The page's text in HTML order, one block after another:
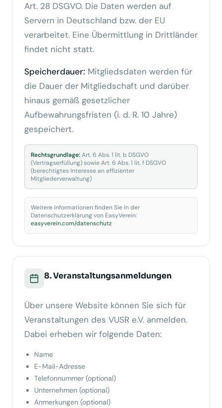
Art. 28 DSGVO. Die Daten werden auf
Servern in Deutschland bzw. der EU
verarbeitet. Eine Übermittlung in Drittländer
findet nicht statt.
Speicherdauer: Mitgliedsdaten werden für
die Dauer der Mitgliedschaft und darüber
hinaus gemäß gesetzlicher
Aufbewahrungsfristen (i. d. R. 10 Jahre)
gespeichert.
Rechtsgrundlage:Art. 6 Abs. 1 lit. b DSGVO
(Vertragserfüllung) sowie Art. 6 Abs. 1 lit. f DSGVO
(berechtigtes Interesse an effizienter
Mitgliederverwaltung)
Weitere Informationen finden Sie in der
Datenschutzerklärung von EasyVerein:
easyverein.com/datenschutz
8. Veranstaltungsanmeldungen
Über unsere Website können Sie sich für
Veranstaltungen des VUSR e.V. anmelden.
Dabei erheben wir folgende Daten:
Name
E-Mail-Adresse
Telefonnummer (optional)
Unternehmen (optional)
Anmerkungen (optional)